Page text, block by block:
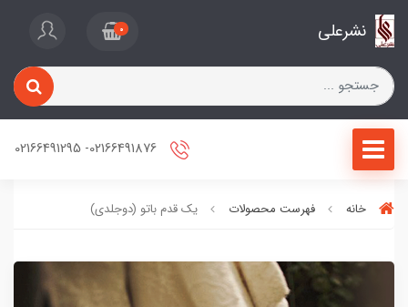
نشرعلی 0
خانه فهرست محصولات یک قدم باتو (دوجلدی)